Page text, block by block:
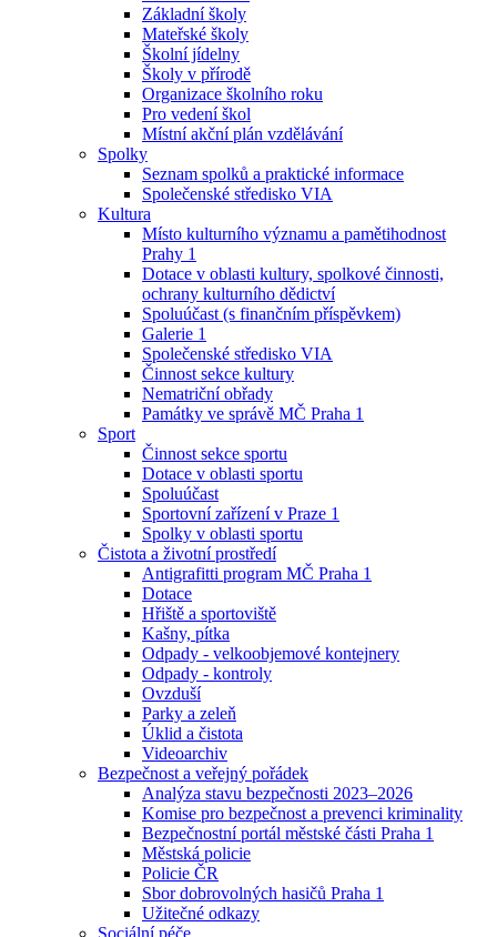
Základní školy
Mateřské školy
Školní jídelny
Školy v přírodě
Organizace školního roku
Pro vedení škol
Místní akční plán vzdělávání
Spolky
Seznam spolků a praktické informace
Společenské středisko VIA
Kultura
Místo kulturního významu a pamětihodnost
Prahy 1
Dotace v oblasti kultury, spolkové činnosti,
ochrany kulturního dědictví
Spoluúčast (s finančním příspěvkem)
Galerie 1
Společenské středisko VIA
Činnost sekce kultury
Nematriční obřady
Památky ve správě MČ Praha 1
Sport
Činnost sekce sportu
Dotace v oblasti sportu
Spoluúčast
Sportovní zařízení v Praze 1
Spolky v oblasti sportu
Čistota a životní prostředí
Antigrafitti program MČ Praha 1
Dotace
Hřiště a sportoviště
Kašny, pítka
Odpady - velkoobjemové kontejnery
Odpady - kontroly
Ovzduší
Parky a zeleň
Úklid a čistota
Videoarchiv
Bezpečnost a veřejný pořádek
Analýza stavu bezpečnosti 2023–2026
Komise pro bezpečnost a prevenci kriminality
Bezpečnostní portál městské části Praha 1
Městská policie
Policie ČR
Sbor dobrovolných hasičů Praha 1
Užitečné odkazy
Sociální péče